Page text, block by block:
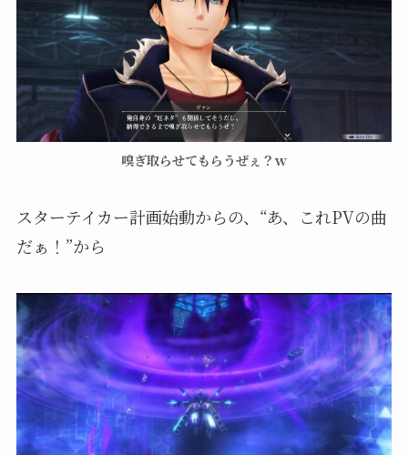
嗅ぎ取らせてもらうぜぇ？ｗ
スターテイカー計画始動からの、“あ、これPVの曲
だぁ！”から